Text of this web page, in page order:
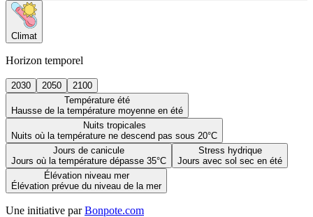
Climat
Horizon temporel
2030 2050
2100
Température été
Hausse de la température moyenne en été
Nuits tropicales
Nuits où la température ne descend pas sous 20°C
Jours de canicule
Jours où la température dépasse 35°C
Stress hydrique
Jours avec sol sec en été
Élévation niveau mer
Élévation prévue du niveau de la mer
Une initiative par Bonpote.com